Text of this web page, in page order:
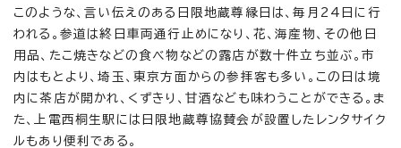
このような、言い伝えのある日限地蔵尊縁日は、毎月24日に行
われる。参道は終日車両通行止めになり、花、海産物、その他日
用品、たこ焼きなどの食べ物などの露店が数十件立ち並ぶ。市
内はもとより、埼玉、東京方面からの参拝客も多い。この日は境
内に茶店が開かれ、くずきり、甘酒なども味わうことができる。ま
た、上電西桐生駅には日限地蔵尊協賛会が設置したレンタサイク
ルもあり便利である。